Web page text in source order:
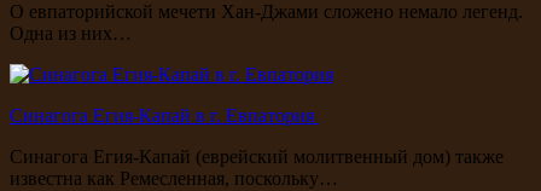
О евпаторийской мечети Хан-Джами сложено немало легенд.
Одна из них…
Синагога Егия-Капай в г. Евпатория
Синагога Егия-Капай (еврейский молитвенный дом) также
известна как Ремесленная, поскольку…